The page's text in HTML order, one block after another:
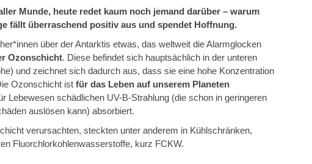
Munde, heute redet kaum noch jemand darüber – warum
fällt überraschend positiv aus und spendet Hoffnung.
über der Antarktis etwas, das weltweit die Alarmglocken
Ozonschicht. Diese befindet sich hauptsächlich in der unteren
und zeichnet sich dadurch aus, dass sie eine hohe Konzentration
Ozonschicht ist für das Leben auf unserem Planeten
Lebewesen schädlichen UV-B-Strahlung (die schon in geringeren
auslösen kann) absorbiert.
verursachten, steckten unter anderem in Kühlschränken,
Fluorchlorkohlenwasserstoffe, kurz FCKW.